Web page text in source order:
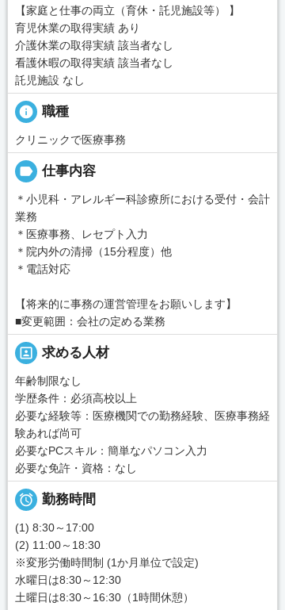
【家庭と仕事の両立（育休・託児施設等） 】
育児休業の取得実績 あり
介護休業の取得実績 該当者なし
看護休暇の取得実績 該当者なし
託児施設 なし
info 職種
クリニックで医療事務
label 仕事内容
＊小児科・アレルギー科診療所における受付・会計
業務
＊医療事務、レセプト入力
＊院内外の清掃（15分程度）他
＊電話対応
【将来的に事務の運営管理をお願いします】
■変更範囲：会社の定める業務
portrait 求める人材
年齢制限なし
学歴条件：必須高校以上
必要な経験等：医療機関での勤務経験、医療事務経
験あれば尚可
必要なPCスキル：簡単なパソコン入力
必要な免許・資格：なし
 勤務時間
(1) 8:30～17:00
(2) 11:00～18:30
※変形労働時間制 (1か月単位で設定)
水曜日は8:30～12:30
土曜日は8:30～16:30（1時間休憩）